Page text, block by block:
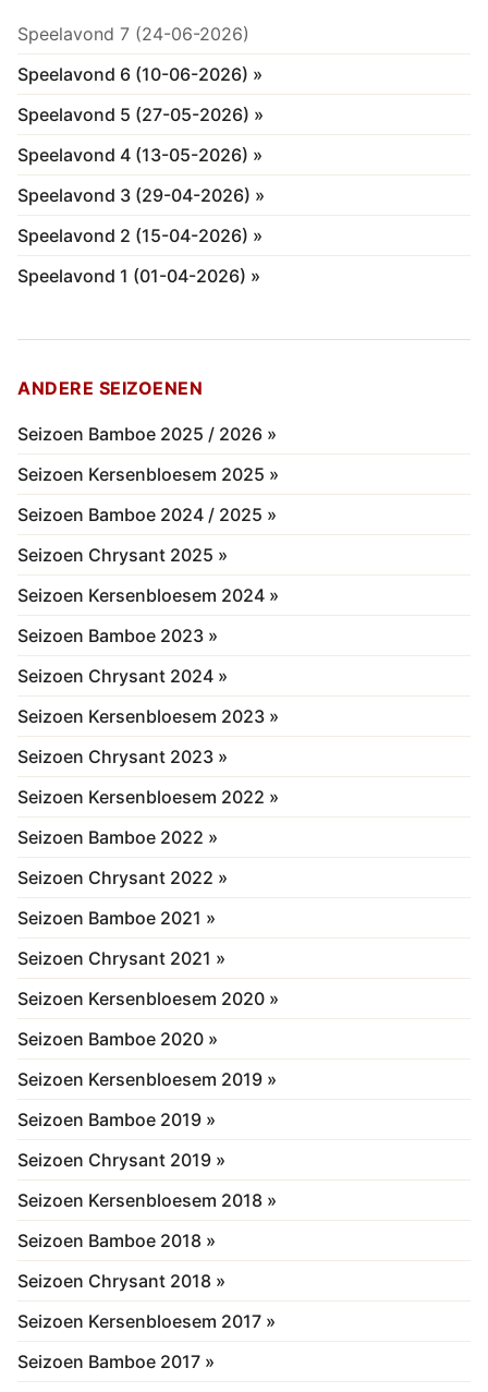
Speelavond 7 (24-06-2026)
Speelavond 6 (10-06-2026) »
Speelavond 5 (27-05-2026) »
Speelavond 4 (13-05-2026) »
Speelavond 3 (29-04-2026) »
Speelavond 2 (15-04-2026) »
Speelavond 1 (01-04-2026) »
ANDERE SEIZOENEN
Seizoen Bamboe 2025 / 2026 »
Seizoen Kersenbloesem 2025 »
Seizoen Bamboe 2024 / 2025 »
Seizoen Chrysant 2025 »
Seizoen Kersenbloesem 2024 »
Seizoen Bamboe 2023 »
Seizoen Chrysant 2024 »
Seizoen Kersenbloesem 2023 »
Seizoen Chrysant 2023 »
Seizoen Kersenbloesem 2022 »
Seizoen Bamboe 2022 »
Seizoen Chrysant 2022 »
Seizoen Bamboe 2021 »
Seizoen Chrysant 2021 »
Seizoen Kersenbloesem 2020 »
Seizoen Bamboe 2020 »
Seizoen Kersenbloesem 2019 »
Seizoen Bamboe 2019 »
Seizoen Chrysant 2019 »
Seizoen Kersenbloesem 2018 »
Seizoen Bamboe 2018 »
Seizoen Chrysant 2018 »
Seizoen Kersenbloesem 2017 »
Seizoen Bamboe 2017 »